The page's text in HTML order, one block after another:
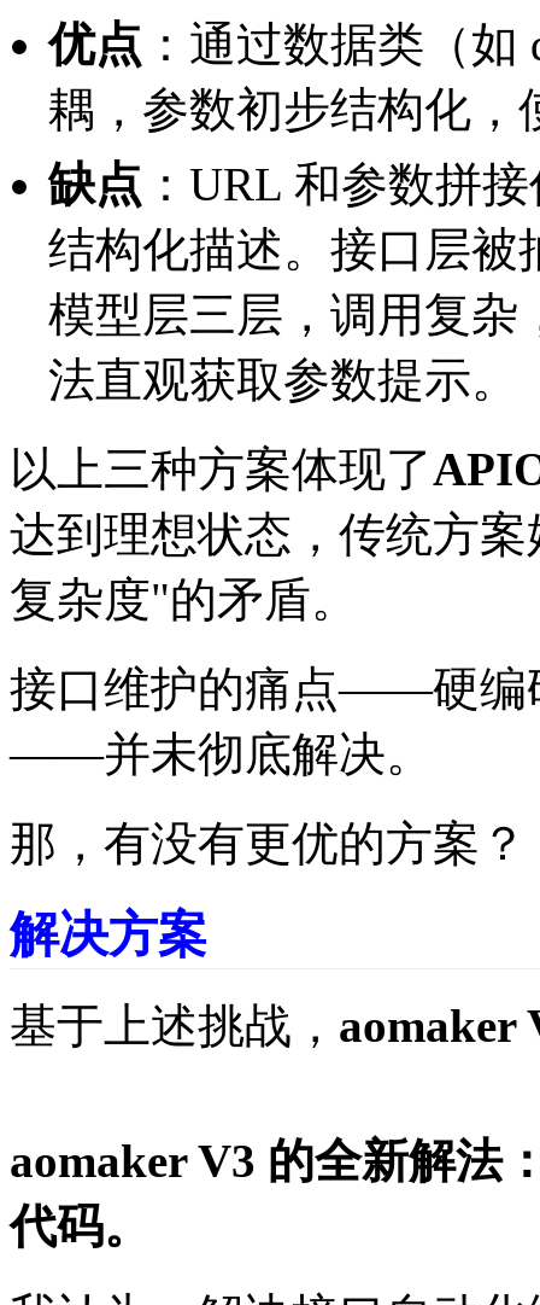
优点 ：通过数据类（如
耦，参数初步结构化，
缺点 ：URL 和参数拼
结构化描述。接口层被
模型层三层，调用复杂
法直观获取参数提示。
以上三种方案体现了
达到理想状态，传统方
复杂度"的矛盾。
接口维护的痛点——硬编
——并未彻底解决。
那，有没有更优的方案？
解决方案
基于上述挑战， aomaker
aomaker V3 的全新解法
代码。